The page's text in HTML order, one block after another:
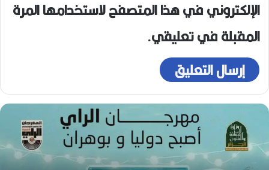
الإلكتروني في هذا المتصفح لاستخدامها المرة
المقبلة في تعليقي.
ه
و
ا
ر
ي